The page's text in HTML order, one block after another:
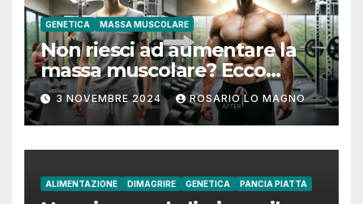
GENETICA MASSA MUSCOLARE
Non riesci ad aumentare la
massa muscolare? Ecco
come fare!
3 NOVEMBRE 2024 ROSARIO LO MAGNO
ALIMENTAZIONE DIMAGRIRE GENETICA PANCIA PIATTA